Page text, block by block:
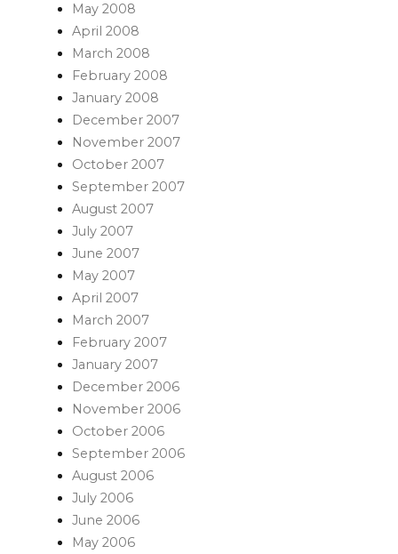
May 2008
April 2008
March 2008
February 2008
January 2008
December 2007
November 2007
October 2007
September 2007
August 2007
July 2007
June 2007
May 2007
April 2007
March 2007
February 2007
January 2007
December 2006
November 2006
October 2006
September 2006
August 2006
July 2006
June 2006
May 2006